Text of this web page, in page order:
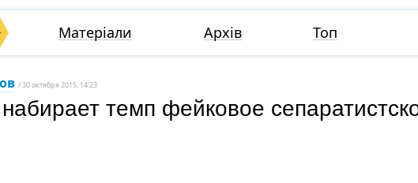
Матеріали Архів Топ
/ 30 октября 2015, 14:23
темп фейковое